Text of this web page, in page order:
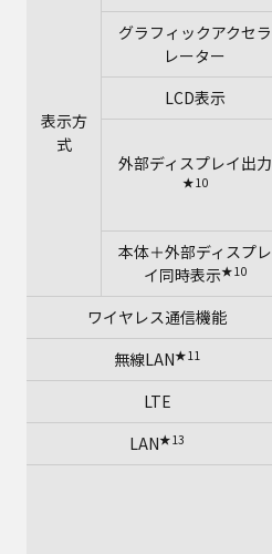
表示方
式
グラフィックアクセラ
レーター
LCD表示
外部ディスプレイ出力
★10
本体＋外部ディスプレ
イ同時表示★10
ワイヤレス通信機能
無線LAN★11
LTE
LAN★13